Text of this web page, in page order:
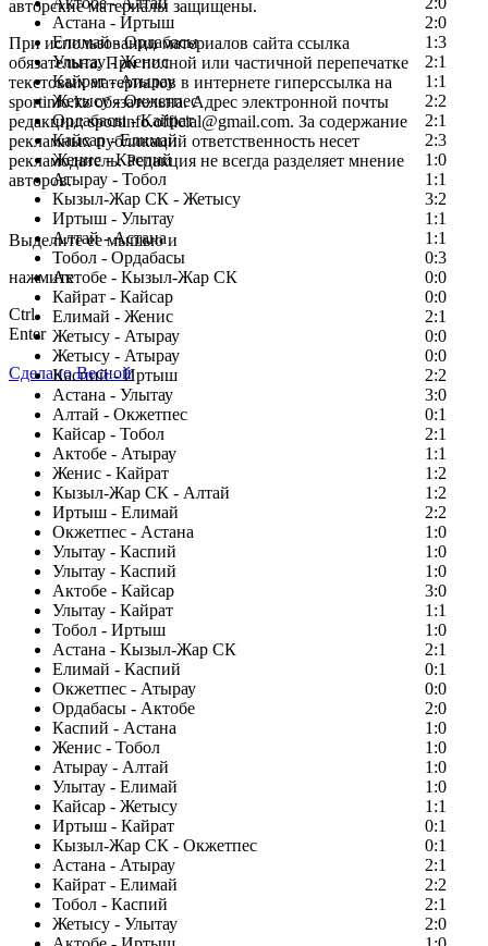
Астана - Иртыш
2:0
Елимай - Ордабасы
1:3
Улытау - Женис
2:1
Кайрат - Атырау
1:1
Жетысу - Окжетпес
2:2
Ордабасы - Кайрат
2:1
Кайсар - Елимай
2:3
Женис - Каспий
1:0
Атырау - Тобол
1:1
Кызыл-Жар СК - Жетысу
3:2
Иртыш - Улытау
1:1
Алтай - Астана
1:1
Тобол - Ордабасы
0:3
Актобе - Кызыл-Жар СК
0:0
Кайрат - Кайсар
0:0
Елимай - Женис
2:1
Жетысу - Атырау
0:0
Жетысу - Атырау
0:0
Каспий - Иртыш
2:2
Астана - Улытау
3:0
Алтай - Окжетпес
0:1
Кайсар - Тобол
2:1
Актобе - Атырау
1:1
Женис - Кайрат
1:2
Кызыл-Жар СК - Алтай
1:2
Иртыш - Елимай
2:2
Окжетпес - Астана
1:0
Улытау - Каспий
1:0
Улытау - Каспий
1:0
Актобе - Кайсар
3:0
Улытау - Кайрат
1:1
Тобол - Иртыш
1:0
Астана - Кызыл-Жар СК
2:1
Елимай - Каспий
0:1
Окжетпес - Атырау
0:0
Ордабасы - Актобе
2:0
Каспий - Астана
1:0
Женис - Тобол
1:0
Атырау - Алтай
1:0
Улытау - Елимай
1:0
Кайсар - Жетысу
1:1
Иртыш - Кайрат
0:1
Кызыл-Жар СК - Окжетпес
0:1
Астана - Атырау
2:1
Кайрат - Елимай
2:2
Тобол - Каспий
2:1
Жетысу - Улытау
2:0
авторские материалы защищены.
При использовании материалов сайта ссылка
обязательна. При полной или частичной перепечатке
текстовых материалов в интернете гиперссылка на
sportinfo.kz обязательна. Адрес электронной почты
редакции: sportinfo.official@gmail.com. За содержание
рекламных публикаций ответственность несет
рекламодатель. Редакция не всегда разделяет мнение
авторов.
Заметили ошибку в тексте?
Выделите ее мышью и
нажмите
Ctrl
Enter
Сделано Весной